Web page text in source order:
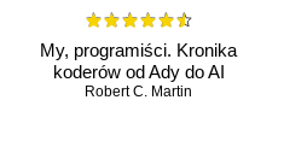
My, programiści. Kronika
koderów od Ady do AI
Robert C. Martin